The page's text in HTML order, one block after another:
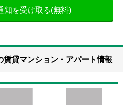
知を受け取る(無料)
賃貸マンション・アパート情報